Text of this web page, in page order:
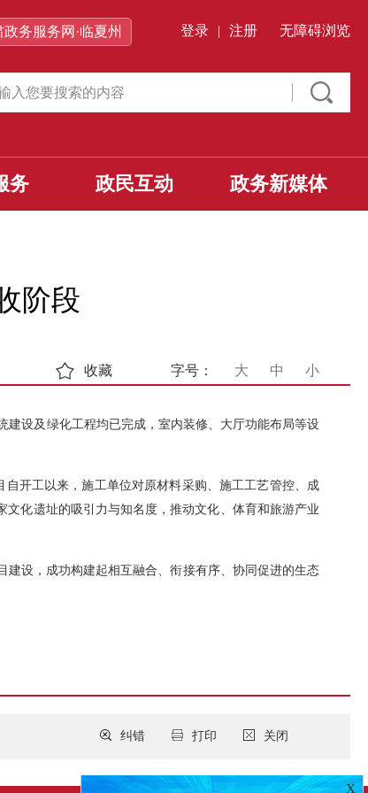
政务服务网·临夏州 登录 | 注册 无障碍浏览
务 政民互动 政务新媒体
阶段
字号： 大 中 小
收藏
设及绿化工程均已完成，室内装修、大厅功能布局等设
开工以来，施工单位对原材料采购、施工工艺管控、成
化遗址的吸引力与知名度，推动文化、体育和旅游产业
建设，成功构建起相互融合、衔接有序、协同促进的生态
关闭
打印
纠错
X